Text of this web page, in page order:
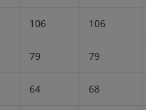
106 106
79 79
64 68